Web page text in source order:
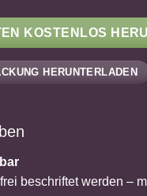
KOSTENLOS
HERUNTERLADEN
beschriftet werden –